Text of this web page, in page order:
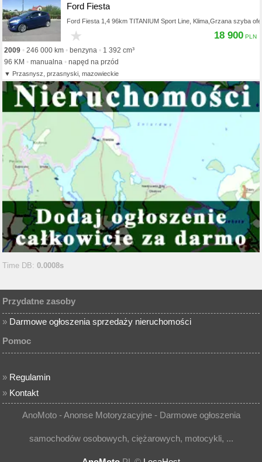
Ford Fiesta
Ford Fiesta 1,4 96km TITANIUM Sport Line, Klima,Grzana szyba
2009 246 000 km benzyna
1 392 cm³
96 KM
manualna napęd na przód
Przasnysz, przasnyski, mazowieckie
18 900
Time DB:0.0008s
Przydatne zasoby
» Darmowe ogłoszenia sprzedaży nieruchomości
Pomoc
» Regulamin
» Kontakt
AnoMoto - Anonse Motoryzacyjne - Darmowe ogłoszenia
samochodów osobowych, ciężarowych, motocykli, ...